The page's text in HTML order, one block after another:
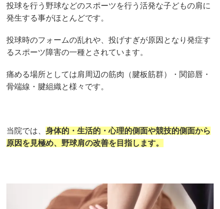
投球を行う野球などのスポーツを行う活発な子どもの肩に
発生する事がほとんどです。
投球時のフォームの乱れや、投げすぎが原因となり発症す
るスポーツ障害の一種とされています。
痛める場所としては肩周辺の筋肉（腱板筋群）・関節唇・
骨端線・腱組織と様々です。
当院では、身体的・生活的・心理的側面や競技的側面から
原因を見極め、野球肩の改善を目指します。